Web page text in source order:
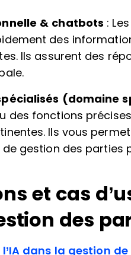
& chatbots :
des
Ils assurent des
(domaine
des fonctions
Ils vous
gestion des parties
et cas
des
l’IA dans la gestion